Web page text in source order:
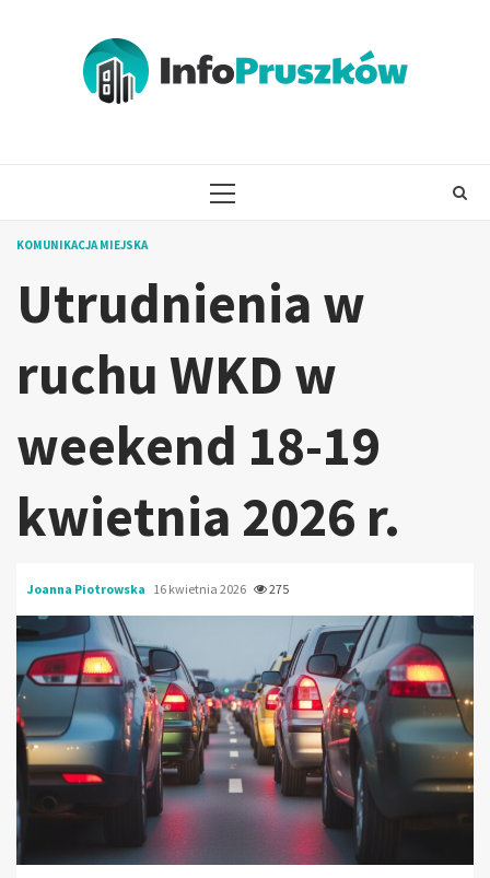
PRIMARY
KOMUNIKACJA MIEJSKA
Utrudnienia w
ruchu WKD w
weekend 18-19
kwietnia 2026 r.
Joanna Piotrowska 16 kwietnia 2026 275